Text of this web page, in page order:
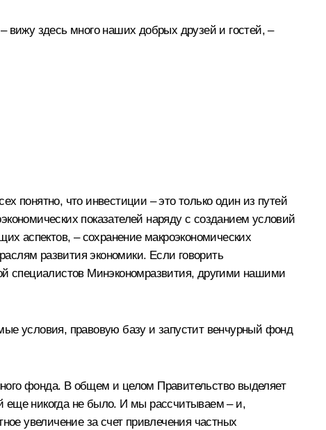
вижу здесь много наших добрых друзей и гостей, –
понятно, что инвестиции – это только один из путей
показателей наряду с созданием условий
аспектов, – сохранение макроэкономических
развития экономики. Если говорить
специалистов Минэкономразвития, другими нашими
условия, правовую базу и запустит венчурный фонд
фонда. В общем и целом Правительство выделяет
еще никогда не было. И мы рассчитываем – и,
увеличение за счет привлечения частных